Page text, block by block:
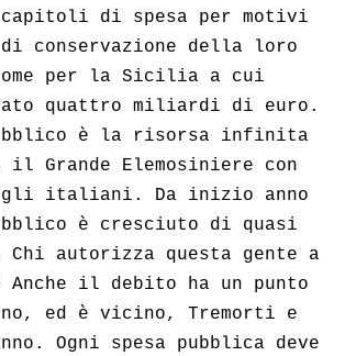
capitoli di spesa per motivi
conservazione della loro
per la Sicilia a cui
quattro miliardi di euro.
è la risorsa infinita
Grande Elemosiniere con
italiani. Da inizio anno
è cresciuto di quasi
autorizza questa gente a
il debito ha un punto
ed è vicino, Tremorti e
Ogni spesa pubblica deve